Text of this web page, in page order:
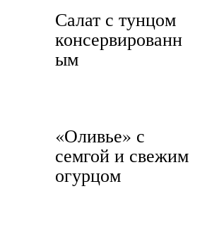
Салат с тунцом
консервированн
ым
«Оливье» с
семгой и свежим
огурцом